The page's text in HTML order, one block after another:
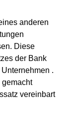
anderen
Diese
der Bank
.
vereinbart